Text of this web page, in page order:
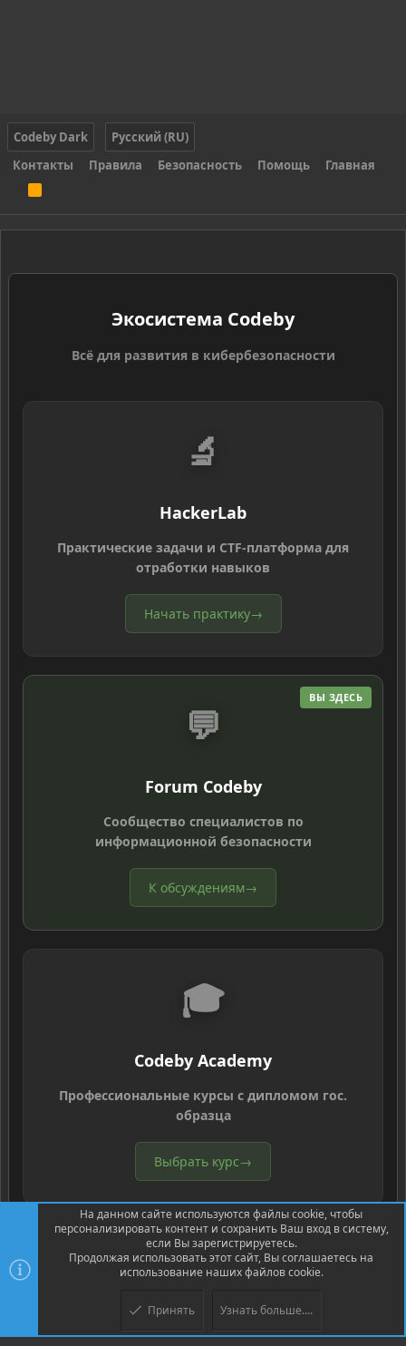
Codeby Dark
Русский (RU)
Контакты
Правила Безопасность Помощь Главная
S
Экосистема Codeby
Всё для развития в кибербезопасности
🔬
HackerLab
Практические задачи и CTF-платформа для
отработки навыков
Начать практику→
ВЫ ЗДЕСЬ
💬
Forum Codeby
Сообщество специалистов по
информационной безопасности
К обсуждениям→
🎓
Codeby Academy
Профессиональные курсы с дипломом гос.
образца
Выбрать курс→
Community platform by XenForo ® © 2010-2026 XenForo Ltd.
© Jason Axelrod of 8WAYRUN
На данном сайте используются файлы cookie, чтобы
персонализировать контент и сохранить Ваш вход в систему,
если Вы зарегистрируетесь.
Продолжая использовать этот сайт, Вы соглашаетесь на
использование наших файлов cookie.
Принять Узнать больше....